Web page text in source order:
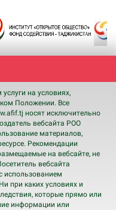
Next
на условиях,
Положении. Все
носят исключительно
вебсайта РОО
материалов,
Рекомендации
на вебсайте, не
вебсайта
использованием
при каких условиях и
которые прямо или
информации или